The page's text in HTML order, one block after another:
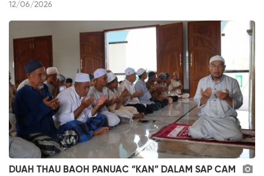
12/06/2026
DUAH THAU BAOH PANUAC “KAN” DALAM SAP CAM